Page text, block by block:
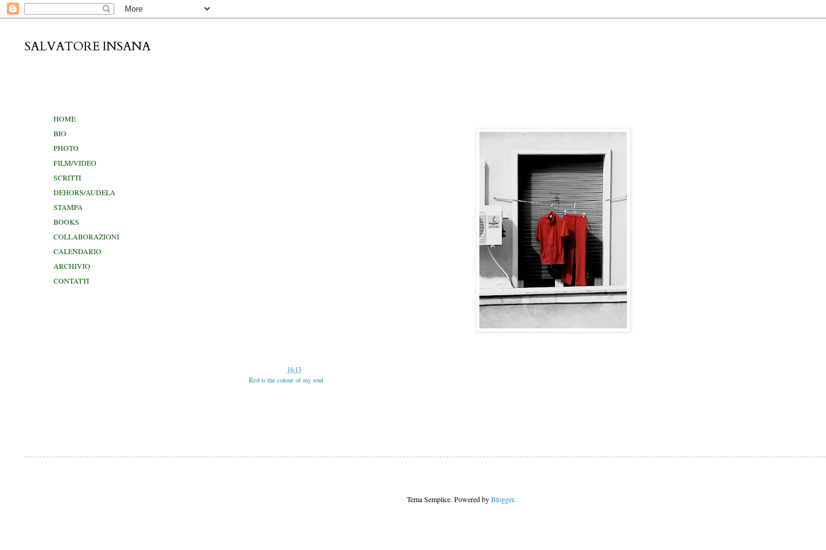
SALVATORE INSANA
16:13
Red is the colour of my soul
HOME
BIO
PHOTO
FILM/VIDEO
SCRITTI
DEHORS/AUDELA
STAMPA
BOOKS
COLLABORAZIONI
CALENDARIO
ARCHIVIO
CONTATTI
Tema Semplice. Powered byBlogger.